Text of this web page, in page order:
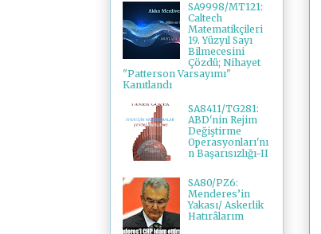
SA9998/MT121:
Caltech
Matematikçileri
19. Yüzyıl Sayı
Bilmecesini
Çözdü; Nihayet
"Patterson Varsayımı"
Kanıtlandı
SA8411/TG281:
ABD'nin Rejim
Değiştirme
Operasyonları'nı
n Başarısızlığı-II
SA80/PZ6:
Menderes’in
Yakası/ Askerlik
Hatırâlarım